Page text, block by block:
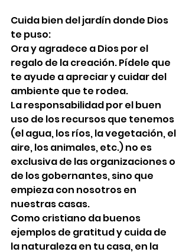
Cuida bien del jardín donde Dios
te puso:
Ora y agradece a Dios por el
regalo de la creación. Pídele que
te ayude a apreciar y cuidar del
ambiente que te rodea.
La responsabilidad por el buen
uso de los recursos que tenemos
(el agua, los ríos, la vegetación, el
aire, los animales, etc.) no es
exclusiva de las organizaciones o
de los gobernantes, sino que
empieza con nosotros en
nuestras casas.
Como cristiano da buenos
ejemplos de gratitud y cuida de
la naturaleza en tu casa, en la